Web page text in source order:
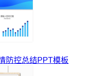
防控总结PPT模板